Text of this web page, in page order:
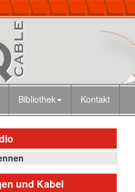
Bibliothek Kontakt
und Kabel